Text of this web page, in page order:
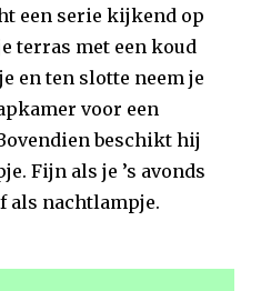
een serie kijkend op
terras met een koud
en ten slotte neem je
voor een
beschikt hij
Fijn als je ’s avonds
als nachtlampje.